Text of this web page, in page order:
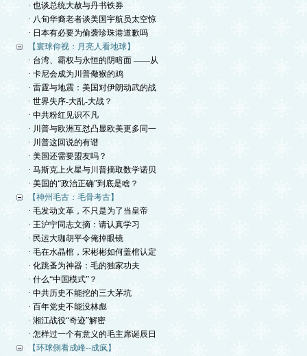
· 也谈总统大赦与丹书铁券
· 八旬华裔老者谈美国宇航员太空惊
· 日本有必要为偷袭珍珠港道歉吗
【寰球仰视：月亮人看地球】
· 台湾、霸权与永恒的阴暗面 ——从
· 卡尼会成为川普儆猴的鸡
· 雷霆与地震：美国对伊朗动武的战
· 世界失序-大乱-大战？
· 中共粉红见识不凡
· 川普与欧洲互怼凸显欧美更多同一
· 川普这回说的有谱
· 美国还需要盟友吗？
· 马斯克上火星与川普摘取数学诺贝
· 美国的“政治正确”到底是啥？
【神州毛古：毛骨考古】
· 毛发动文革，不只是为了当皇帝
· 王沪宁同志文摘：请认真学习
· 民运大珈胡平令俺掉眼镜
· 毛在水晶棺，宋彬彬如何盖棺认定
· 化跳蚤为神器：毛的独家功夫
· 什么“中国模式”？
· 中共历史不能挖的三大茅坑
· 百年党史不能没林彪
· 湘江战役“奇迹”解密
· 怎样过一个有意义的毛主席诞辰日
【环球側看成峰--成疯】